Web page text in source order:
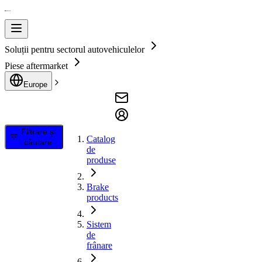
Soluții pentru sectorul autovehiculelor
Piese aftermarket
Europe
Filtrare și
căutare
Catalog
de
produse
Brake
products
Sistem
de
frânare